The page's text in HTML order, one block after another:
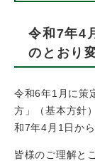
令和7年4
のとおり
令和6年1月に策
方」（基本方針
和7年4月1日か
皆様のご理解と